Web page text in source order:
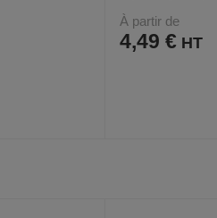
À partir de
4,49 €